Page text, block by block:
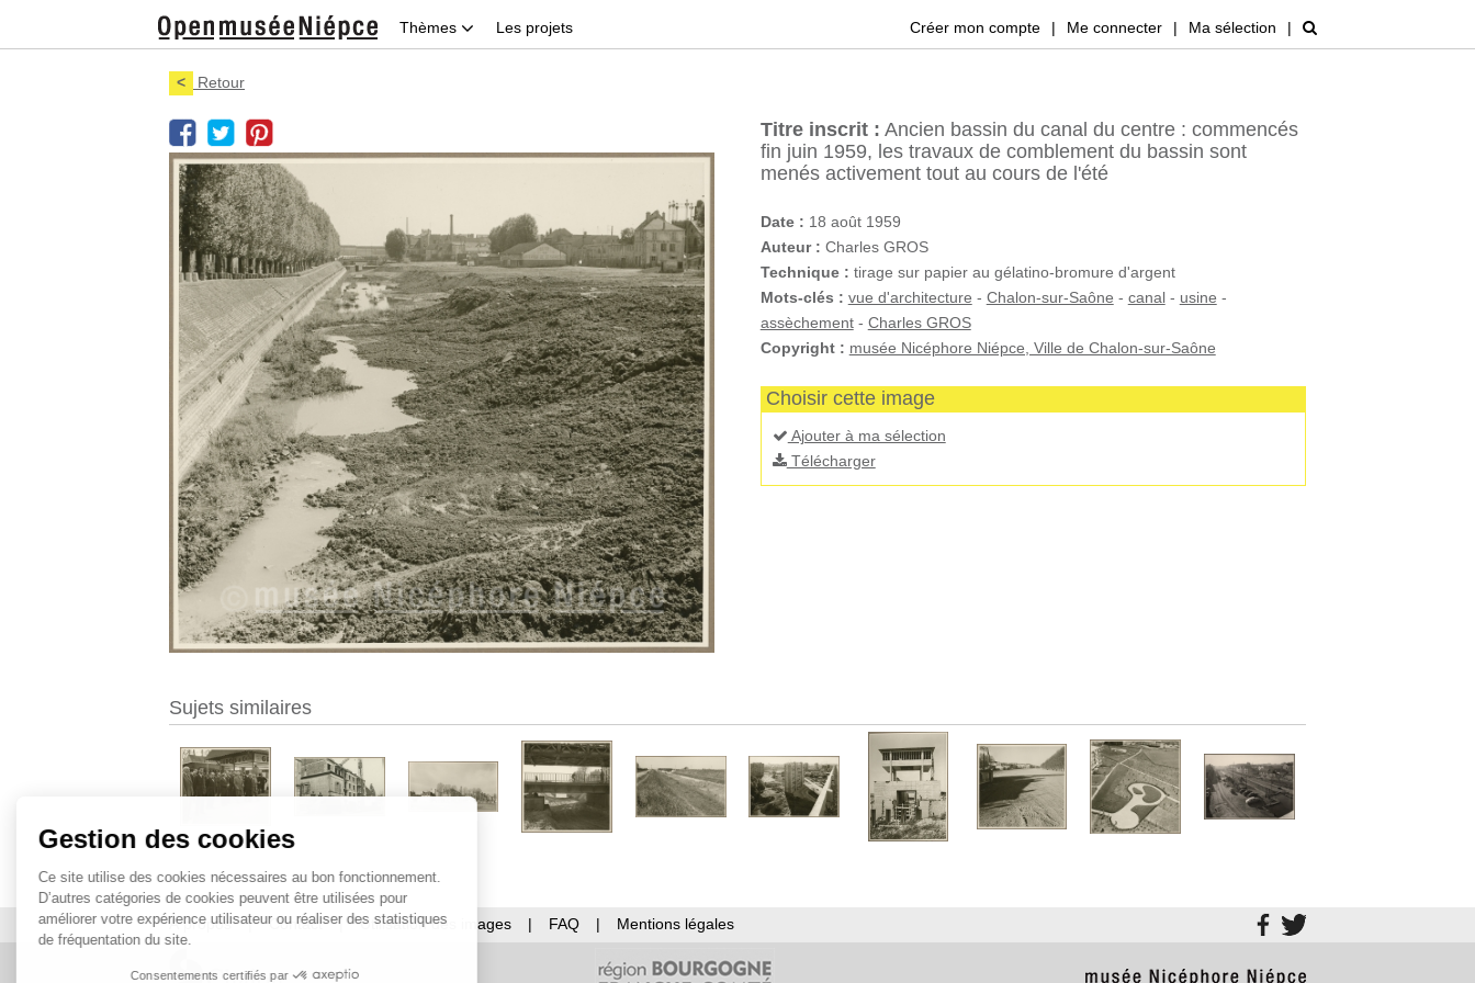
Thèmes Les projets Créer mon compte | Me connecter | Ma sélection |
< Retour
Titre inscrit : Ancien bassin du canal du centre : commencés
fin juin 1959, les travaux de comblement du bassin sont
menés activement tout au cours de l'été
Date : 18 août 1959
Auteur : Charles GROS
Technique : tirage sur papier au gélatino-bromure d'argent
Mots-clés : vue d'architecture - Chalon-sur-Saône - canal- usine -
assèchement- Charles GROS
Copyright : musée Nicéphore Niépce, Ville de Chalon-sur-Saône
Choisir cette image
Ajouter à ma sélection
Télécharger
Sujets similaires
À propos | Contact | Utilisation des images | FAQ | Mentions légales
Gestion des cookies
Ce site utilise des cookies nécessaires au bon fonctionnement.
D’autres catégories de cookies peuvent être utilisées pour
améliorer votre expérience utilisateur ou réaliser des statistiques
de fréquentation du site.
Consentements certifiés par